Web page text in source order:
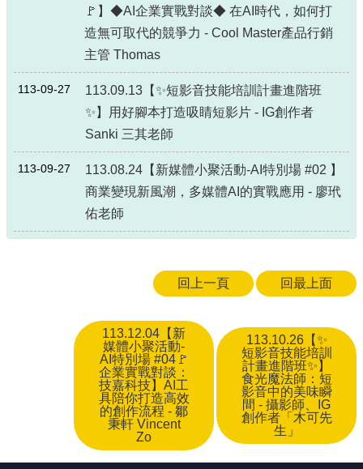
🚩】◆AI企業實戰對談◆ 在AI時代，如何打
造無可取代的競爭力 - Cool Master產品行銷
主管 Thomas
113-09-27
113.09.13【✨短影音技能培訓計畫進階班
✨】用好腳本打造吸睛短影片 - IG創作者
Sanki 三其老師
113-09-27
113.08.24【新媒體小聚活動-AI特別場 #02 】
商業變現新風潮，多媒體AI的實戰應用 - 廖玳
佑老師
回上一頁 回最上面
113.12.04【新
媒體小聚活動-
AI特別場 #04🚩
企業實戰對談：
技嘉科技】AI工
具陪你打造高效
的創作流程 - 鄒
秉軒 Vincent
Zo
113.10.26【✨
短影音技能培訓
計畫進階班✨】
食光魔法師：短
影音中的美味瞬
間 - 攝影師、IG
創作者「木可先
生」